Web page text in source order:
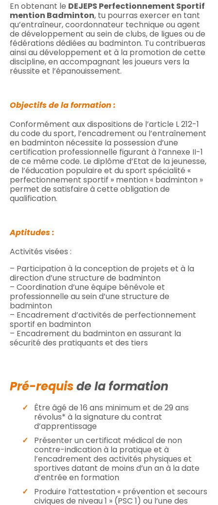
En obtenant le DEJEPS Perfectionnement Sportif
mention Badminton, tu pourras exercer en tant
qu’entraîneur, coordonnateur technique ou agent
de développement au sein de clubs, de ligues ou de
fédérations dédiées au badminton. Tu contribueras
ainsi au développement et à la promotion de cette
discipline, en accompagnant les joueurs vers la
réussite et l’épanouissement.
Objectifs de la formation :
Conformément aux dispositions de l’article L 212-1
du code du sport, l’encadrement ou l’entraînement
en badminton nécessite la possession d’une
certification professionnelle figurant à l’annexe II-1
de ce même code. Le diplôme d’Etat de la jeunesse,
de l’éducation populaire et du sport spécialité «
perfectionnement sportif » mention « badminton »
permet de satisfaire à cette obligation de
qualification.
Aptitudes :
Activités visées :
– Participation à la conception de projets et à la
direction d’une structure de badminton
– Coordination d’une équipe bénévole et
professionnelle au sein d’une structure de
badminton
– Encadrement d’activités de perfectionnement
sportif en badminton
– Encadrement du badminton en assurant la
sécurité des pratiquants et des tiers
Pré-requisde la formation
Être âgé de 16 ans minimum et de 29 ans
révolus* à la signature du contrat
d’apprentissage
Présenter un certificat médical de non
contre-indication à la pratique et à
l’encadrement des activités physiques et
sportives datant de moins d’un an à la date
d’entrée en formation
Produire l’attestation « prévention et secours
civiques de niveau 1 » (PSC 1) ou l’une des